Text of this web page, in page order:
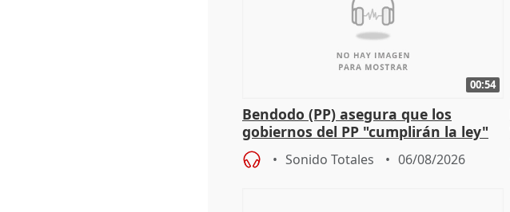
00:54
Bendodo (PP) asegura que los
gobiernos del PP "cumplirán la ley"
sobre los menores migrantes
Sonido Totales 06/08/2026